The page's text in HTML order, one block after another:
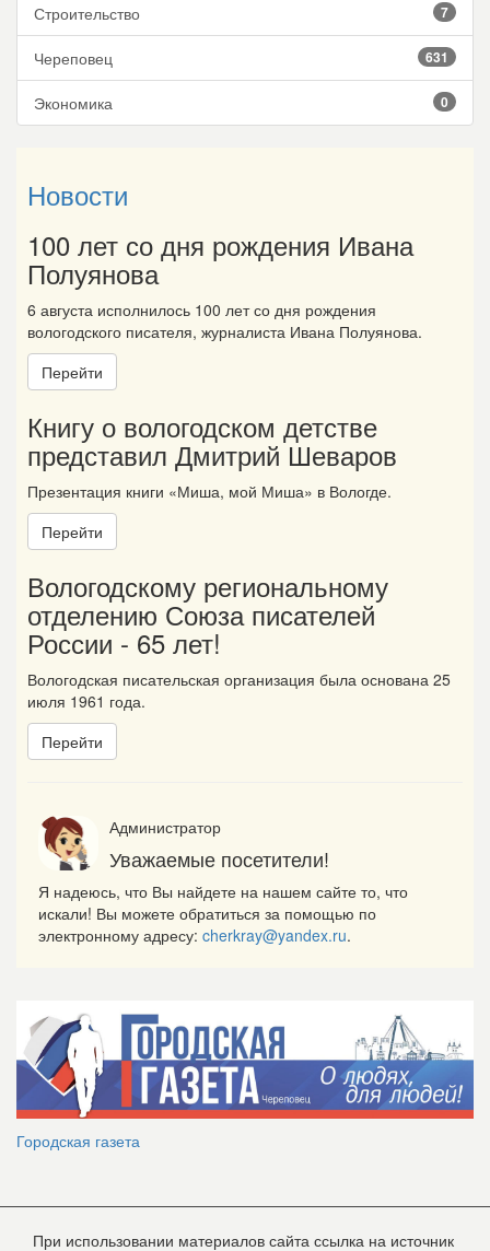
Строительство 7
Череповец 631
Экономика 0
Новости
100 лет со дня рождения Ивана
Полуянова
6 августа исполнилось 100 лет со дня рождения
вологодского писателя, журналиста Ивана Полуянова.
Перейти
Книгу о вологодском детстве
представил Дмитрий Шеваров
Презентация книги «Миша, мой Миша» в Вологде.
Перейти
Вологодскому региональному
отделению Союза писателей
России - 65 лет!
Вологодская писательская организация была основана 25
июля 1961 года.
Перейти
Администратор
Уважаемые посетители!
Я надеюсь, что Вы найдете на нашем сайте то, что
искали! Вы можете обратиться за помощью по
электронному адресу: cherkray@yandex.ru.
Городская газета
При использовании материалов сайта ссылка на источник